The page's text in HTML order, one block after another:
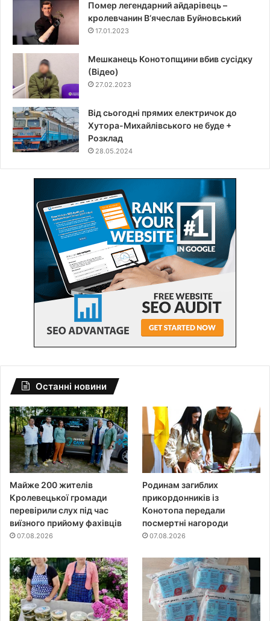
Помер легендарний айдарівець –
кролевчанин В‘ячеслав Буйновський
17.01.2023
Мешканець Конотопщини вбив сусідку
(Відео)
27.02.2023
Від сьогодні прямих електричок до
Хутора-Михайлівського не буде +
Розклад
28.05.2024
Останні новини
Майже 200 жителів
Кролевецької громади
перевірили слух під час
виїзного прийому фахівців
07.08.2026
Родинам загиблих
прикордонників із
Конотопа передали
посмертні нагороди
07.08.2026